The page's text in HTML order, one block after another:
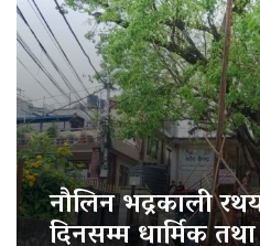
नौलिन भद्रकाली